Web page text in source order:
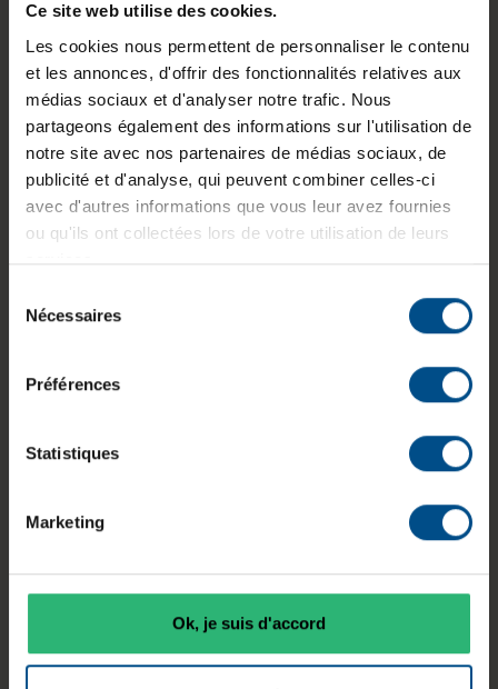
Ce site web utilise des cookies.
Les cookies nous permettent de personnaliser le contenu
et les annonces, d'offrir des fonctionnalités relatives aux
médias sociaux et d'analyser notre trafic. Nous
partageons également des informations sur l'utilisation de
notre site avec nos partenaires de médias sociaux, de
publicité et d'analyse, qui peuvent combiner celles-ci
avec d'autres informations que vous leur avez fournies
ou qu'ils ont collectées lors de votre utilisation de leurs
services.
Nécessaires
Préférences
Statistiques
Marketing
Ok, je suis d'accord
Chargeur Dell 130W - Inclus
La station d’accueil Dell WD15 USB-C offre une
connectivité optimale pour simplifier et améliorer
votre espace de travail. Compacte et performante,
elle est adaptée aux utilisateurs souhaitant connecter
plusieurs périphériques en toute fluidité.
Performance et durabilité
pour maximiser votre productivité tout en contribuant
Caractéristiques principales
résolutions jusqu'à 3840 x 2160 à 30 Hz pour des
1x LAN RJ-45 pour des connexions réseau
écrans externes.
1x VGA pour les écrans ou projecteurs plus
anciens.